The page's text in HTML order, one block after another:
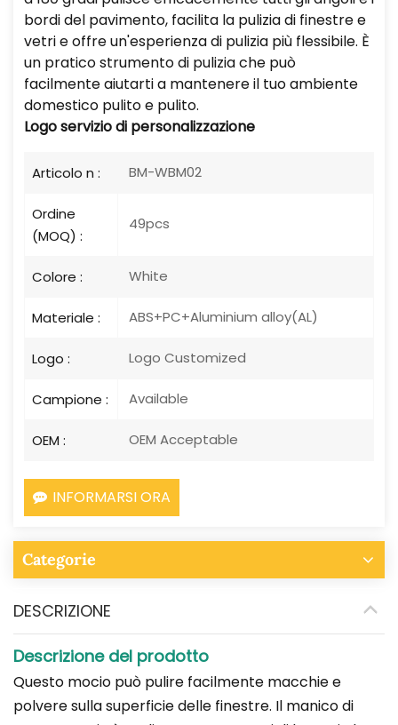
bordi del pavimento, facilita la pulizia di finestre e
vetri e offre un'esperienza di pulizia più flessibile. È
un pratico strumento di pulizia che può
facilmente aiutarti a mantenere il tuo ambiente
domestico pulito e pulito.
Logoservizio di personalizzazione
Articolo n : BM-WBM02
Ordine
(MOQ) :
49pcs
Colore : White
Materiale : ABS+PC+Aluminium alloy(AL)
Logo : Logo Customized
Campione : Available
OEM : OEM Acceptable
INFORMARSI ORA
Categorie
DESCRIZIONE
Descrizione del prodotto
Questo mocio può pulire facilmente macchie e
polvere sulla superficie delle finestre. Il manico di